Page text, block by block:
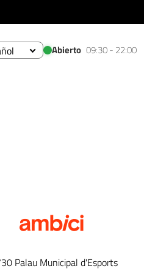
Abierto 09:30 - 22:00
Palau Municipal d'Esports